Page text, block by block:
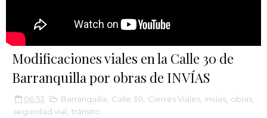
Modificaciones viales en la Calle 30 de
Barranquilla por obras de INVÍAS
06:53 Barranquilla Calle 30 Cierres Viales Invías obras
seguridad vial tránsito